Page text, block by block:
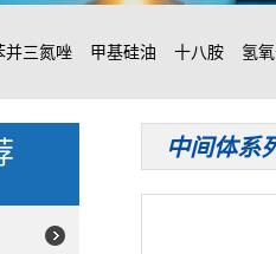
并三氮唑 甲基硅油 十八胺 氢
中间体系